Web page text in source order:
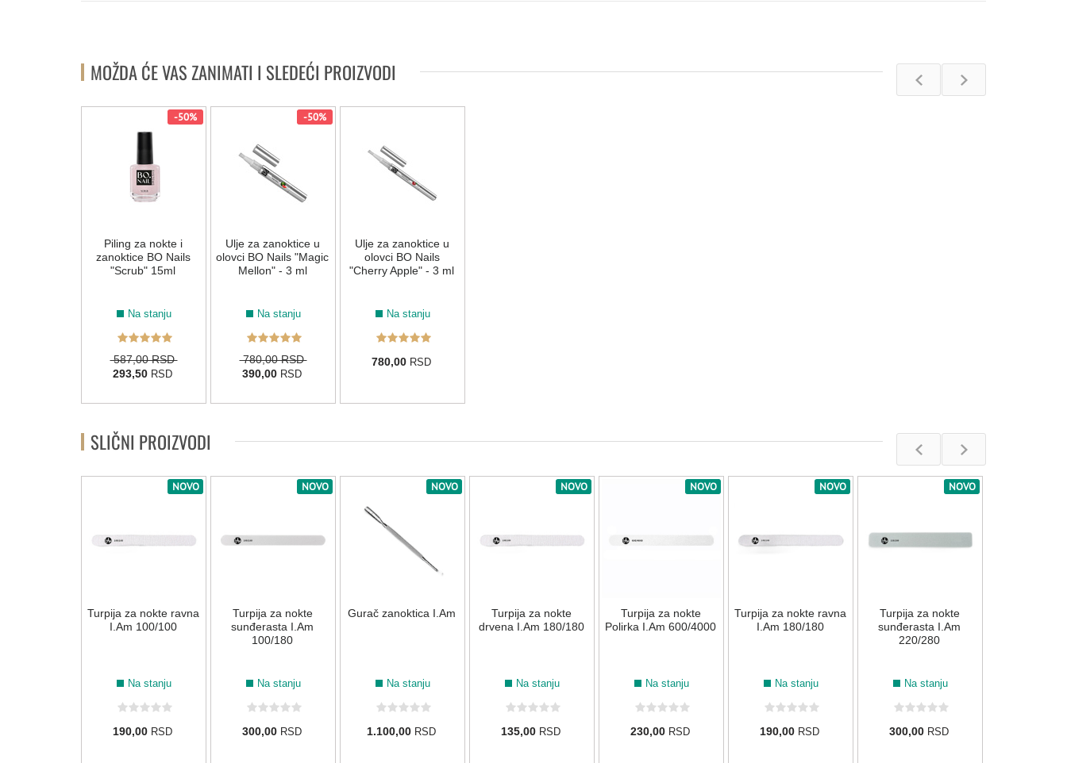
MOŽDA ĆE VAS ZANIMATI I SLEDEĆI PROIZVODI
-50%
Piling za nokte i
zanoktice BO Nails
"Scrub" 15ml
Na stanju
587,00 RSD
293,50 RSD
-50%
Ulje za zanoktice u
olovci BO Nails "Magic
Mellon" - 3 ml
Na stanju
780,00 RSD
390,00 RSD
Ulje za zanoktice u
olovci BO Nails
"Cherry Apple" - 3 ml
Na stanju
780,00 RSD
SLIČNI PROIZVODI
NOVO
Turpija za nokte ravna
I.Am 100/100
Na stanju
190,00 RSD
NOVO
Turpija za nokte
sunđerasta I.Am
100/180
Na stanju
300,00 RSD
NOVO
Gurač zanoktica I.Am
Na stanju
1.100,00 RSD
NOVO
Turpija za nokte
drvena I.Am 180/180
Na stanju
135,00 RSD
NOVO
Turpija za nokte
Polirka I.Am 600/4000
Na stanju
230,00 RSD
NOVO
Turpija za nokte ravna
I.Am 180/180
Na stanju
190,00 RSD
NOVO
Turpija za nokte
sunđerasta I.Am
220/280
Na stanju
300,00 RSD